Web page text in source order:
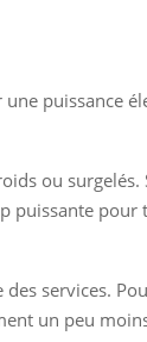
puissance
ou
puissante
services.
un peu